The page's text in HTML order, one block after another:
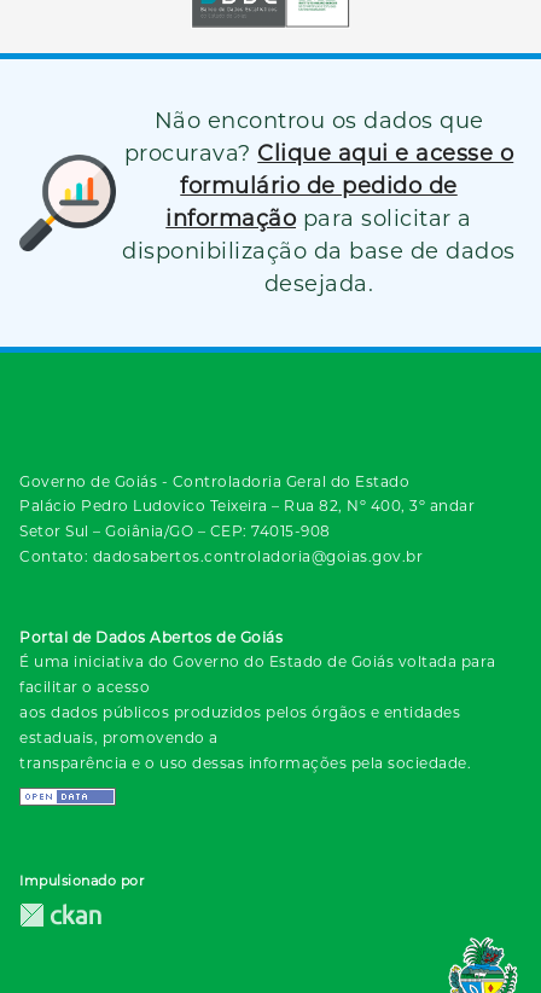
Não encontrou os dados que
procurava? Clique aqui e acesse o
formulário de pedido de
informação para solicitar a
disponibilização da base de dados
desejada.
Governo de Goiás - Controladoria Geral do Estado
Palácio Pedro Ludovico Teixeira – Rua 82, Nº 400, 3º andar
Setor Sul – Goiânia/GO – CEP: 74015-908
Contato: dadosabertos.controladoria@goias.gov.br
Portal de Dados Abertos de Goiás
É uma iniciativa do Governo do Estado de Goiás voltada para
facilitar o acesso
aos dados públicos produzidos pelos órgãos e entidades
estaduais, promovendo a
transparência e o uso dessas informações pela sociedade.
Impulsionado por